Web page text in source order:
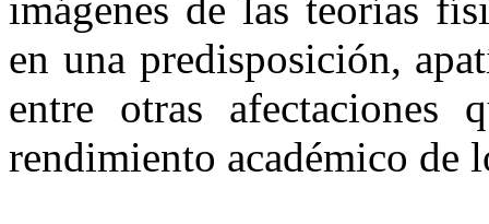
en una predisposición,
entre otras afectaciones
rendimiento académico de